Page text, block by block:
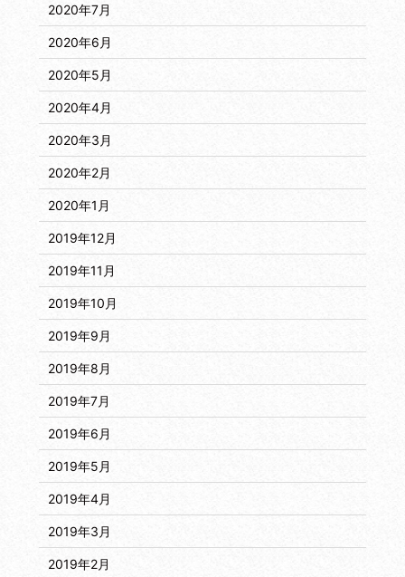
2020年7月
2020年6月
2020年5月
2020年4月
2020年3月
2020年2月
2020年1月
2019年12月
2019年11月
2019年10月
2019年9月
2019年8月
2019年7月
2019年6月
2019年5月
2019年4月
2019年3月
2019年2月